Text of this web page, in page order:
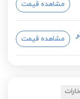
مشاهده قیمت
مشاهده قیمت